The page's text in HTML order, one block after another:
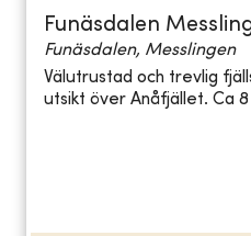
Funäsdalen
Funäsdalen, Messlingen
Välutrustad och trevlig
utsikt över Anåfjället. Ca